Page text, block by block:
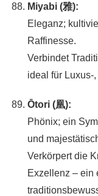
Miyabi (雅):
Eleganz;
Raffinesse.
Verbindet
ideal für Luxus-
Ōtori (凰):
Phönix; ein
und
Verkörpert die
Exzellenz – ein